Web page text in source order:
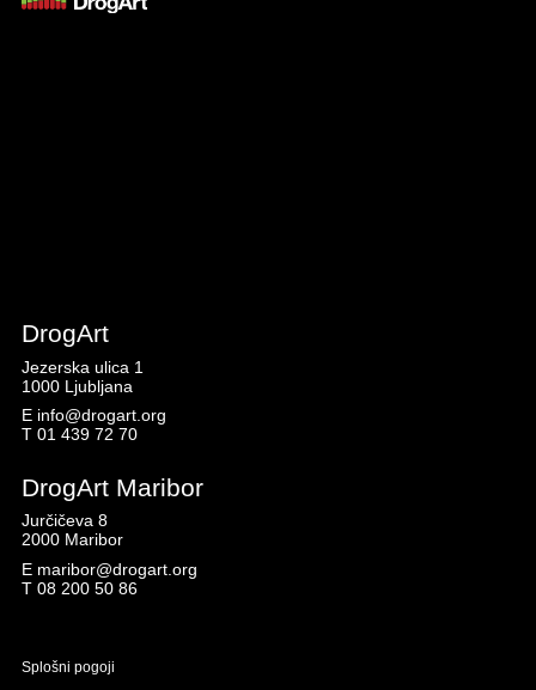
DrogArt
Jezerska ulica 1
1000 Ljubljana
E info@drogart.org
T 01 439 72 70
DrogArt Maribor
Jurčičeva 8
2000 Maribor
E maribor@drogart.org
T 08 200 50 86
Splošni pogoji